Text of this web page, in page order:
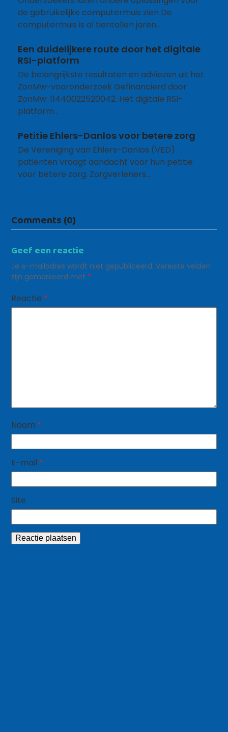
de gebruikelijke computermuis zien De
computermuis is al tientallen jaren…
Een duidelijkere route door het digitale
RSI-platform
De belangrijkste resultaten en adviezen uit het
ZonMw-vooronderzoek Gefinancierd door
ZonMw: 11440022520042. Het digitale RSI-
platform…
Petitie Ehlers-Danlos voor betere zorg
De Vereniging van Ehlers-Danlos (VED)
patiënten vraagt aandacht voor hun petitie
voor betere zorg. Zorgverleners…
Comments (0)
Geef een reactie
Je e-mailadres wordt niet gepubliceerd. Vereiste velden
zijn gemarkeerd met *
Reactie *
Naam *
E-mail *
Site